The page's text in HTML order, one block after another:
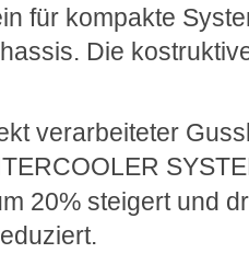
für kompakte
Die
verarbeiteter
20% steigert und